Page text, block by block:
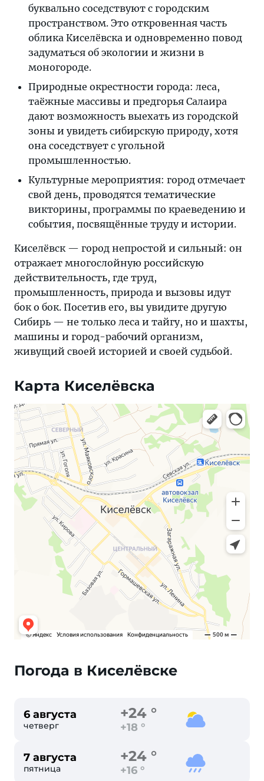
буквально соседствуют с городским
пространством. Это откровенная часть
облика Киселёвска и одновременно повод
задуматься об экологии и жизни в
моногороде.
Природные окрестности города: леса,
таёжные массивы и предгорья Салаира
дают возможность выехать из городской
зоны и увидеть сибирскую природу, хотя
она соседствует с угольной
промышленностью.
Культурные мероприятия: город отмечает
свой день, проводятся тематические
викторины, программы по краеведению и
события, посвящённые труду и истории.
Киселёвск — город непростой и сильный: он
отражает многослойную российскую
действительность, где труд,
промышленность, природа и вызовы идут
бок о бок. Посетив его, вы увидите другую
Сибирь — не только леса и тайгу, но и шахты,
машины и город-рабочий организм,
живущий своей историей и своей судьбой.
Карта Киселёвска
Яндекс Карты — транспорт, навигация, поиск мест
Погода в Киселёвске
6 августа
четверг
+24 °
+18 °
7 августа
пятница
+24 °
+16 °